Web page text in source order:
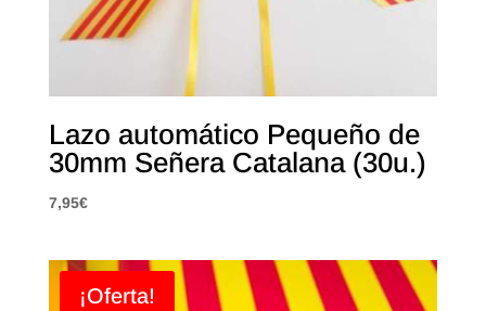
Lazo automático Pequeño de
30mm Señera Catalana (30u.)
7,95€
¡Oferta!